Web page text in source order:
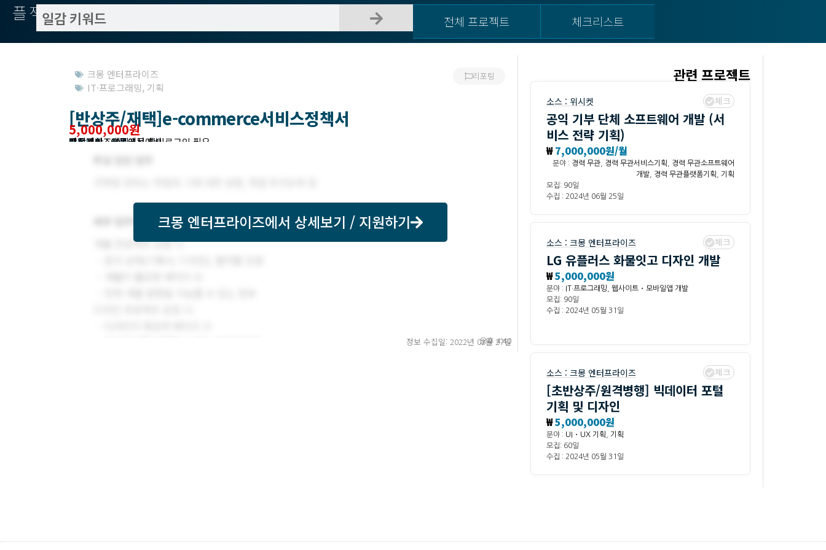
플젝서치 전체 프로젝트 체크리스트
크몽 엔터프라이즈
IT·프로그래밍, 기획
리포팅
[반상주/재택]e-commerce서비스정책서
5,000,000원
작업방식 : 상주
모집기한 : 크몽에서 확인
예상기간 : 60일
프로젝트조회 : 크몽에서 로그인 필요
받은제안 : 크몽에서 확인
크몽 엔터프라이즈에서 상세보기 / 지원하기
정보 수집일: 2022년 02월 27일
오후 4:40
관련 프로젝트
소스 : 위시켓 체크
공익 기부 단체 소프트웨어 개발 (서
비스 전략 기획)
₩7,000,000원/월
분야 : 경력 무관 경력 무관서비스기획
경력 무관소프트웨어
개발
경력 무관플랫폼기획
기획
모집: 90일
수집 : 2024년 06월 25일
소스 : 크몽 엔터프라이즈 체크
LG 유플러스 화물잇고 디자인 개발
₩5,000,000원
분야 : IT·프로그래밍
웹사이트・모바일앱 개발
모집: 90일
수집 : 2024년 05월 31일
소스 : 크몽 엔터프라이즈 체크
[초반상주/원격병행] 빅데이터 포털
기획 및 디자인
₩5,000,000원
분야 : UI・UX 기획
기획
모집: 60일
수집 : 2024년 05월 31일